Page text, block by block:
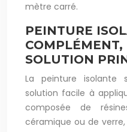
mètre carré.
PEINTURE
COMPLÉMENT,
SOLUTION
La peinture isolante
solution facile à
composée de
céramique ou de